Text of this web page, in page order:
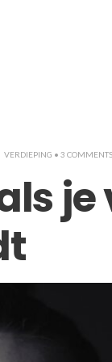
VERDIEPING • 3 COMMENTS
je